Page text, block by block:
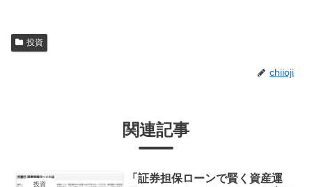
投資
chiioji
関連記事
投資
「証券担保ローンで賢く資産運